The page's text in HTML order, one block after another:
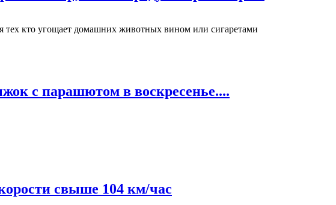
тех кто угощает домашних животных вином или сигаретами
с парашютом в воскресенье....
свыше 104 км/час